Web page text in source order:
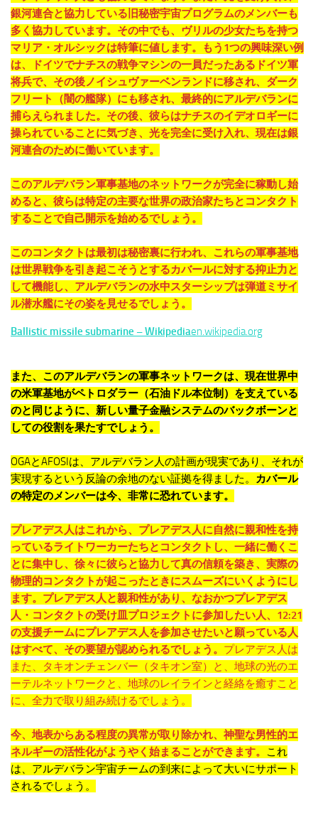
銀河連合と協力している旧秘密宇宙プログラムのメンバーも
多く協力しています。その中でも、ヴリルの少女たちを持つ
マリア・オルシックは特筆に値します。もう1つの興味深い例
は、ドイツでナチスの戦争マシンの一員だったあるドイツ軍
将兵で、その後ノイシュヴァーベンランドに移され、ダーク
フリート（闇の艦隊）にも移され、最終的にアルデバランに
捕らえられました。その後、彼らはナチスのイデオロギーに
操られていることに気づき、光を完全に受け入れ、現在は銀
河連合のために働いています。
このアルデバラン軍事基地のネットワークが完全に稼動し始
めると、彼らは特定の主要な世界の政治家たちとコンタクト
することで自己開示を始めるでしょう。
このコンタクトは最初は秘密裏に行われ、これらの軍事基地
は世界戦争を引き起こそうとするカバールに対する抑止力と
して機能し、アルデバランの水中スターシップは弾道ミサイ
ル潜水艦にその姿を見せるでしょう。
Ballistic missile submarine – Wikipediaen.wikipedia.org
また、このアルデバランの軍事ネットワークは、現在世界中
の米軍基地がペトロダラー（石油ドル本位制）を支えている
のと同じように、新しい量子金融システムのバックボーンと
しての役割を果たすでしょう。
OGAとAFOSIは、アルデバラン人の計画が現実であり、それが
実現するという反論の余地のない証拠を得ました。 カバール
の特定のメンバーは今、非常に恐れています。
プレアデス人はこれから、プレアデス人に自然に親和性を持
っているライトワーカーたちとコンタクトし、一緒に働くこ
とに集中し、徐々に彼らと協力して真の信頼を築き、実際の
物理的コンタクトが起こったときにスムーズにいくようにし
ます。プレアデス人と親和性があり、なおかつプレアデス
人・コンタクトの受け皿プロジェクトに参加したい人、12:21
の支援チームにプレアデス人を参加させたいと願っている人
はすべて、その要望が認められるでしょう。 プレアデス人は
また、タキオンチェンバー（タキオン室）と、地球の光のエ
ーテルネットワークと、地球のレイラインと経絡を癒すこと
に、全力で取り組み続けるでしょう。
今、地表からある程度の異常が取り除かれ、神聖な男性的エ
ネルギーの活性化がようやく始まることができます。
これ
は、アルデバラン宇宙チームの到来によって大いにサポート
されるでしょう。